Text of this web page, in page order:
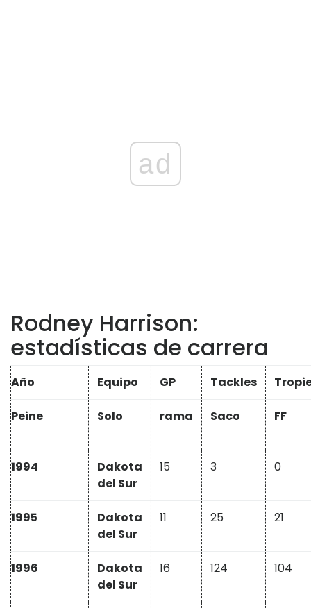
ad
Rodney Harrison:
estadísticas de carrera
Año Equipo GP Tackles
Peine Solo rama Saco FF
1994
Dakota
del Sur
15 3 0
1995
Dakota
del Sur
11 25 21
1996
Dakota
del Sur
16 124 104